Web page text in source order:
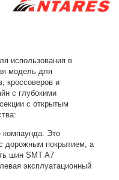
использования в
модель для
кроссоверов и
с глубокими
с открытым
компаунда. Это
дорожным покрытием, а
шин SMT A7
эксплуатационный